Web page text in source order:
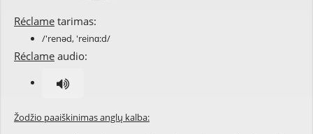
Réclame tarimas:
/'renəd, 'reinɑ:d/
Réclame audio:
Žodžio paaiškinimas anglų kalba: